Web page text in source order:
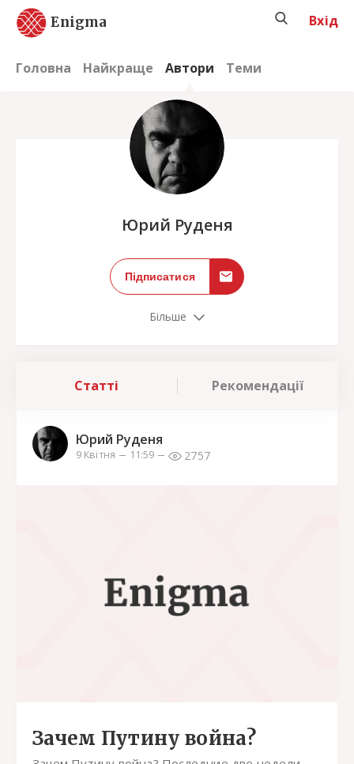
Enigma
Головна Найкраще Автори Теми
Вхід
Юрий Руденя
Підписатися
Більше
Статті Рекомендації
Юрий Руденя
9 Квітня 11:59 2757
Зачем Путину война?